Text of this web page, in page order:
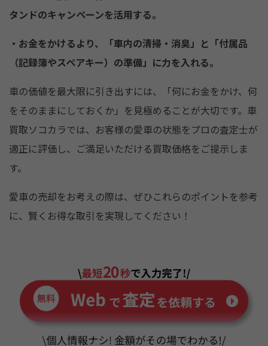
タンドのキャンペーンを活用する。
・お金をかけるより、「車内の清掃・消臭」と「付属品
（記録簿やスペアキー）の準備」に力を入れる。
車の価値を最大限に引き出すには、「何にお金をかけ、何
をそのままにしておくか」を見極めることが大切です。車
買取ソコカラでは、お客様の愛車の状態をプロの査定士が
適正に評価し、ご満足いただける買取価格をご提示しま
す。
愛車の売却をお考えの際は、ぜひこれらのポイントを参考
に、賢くお得な取引を実現してください！